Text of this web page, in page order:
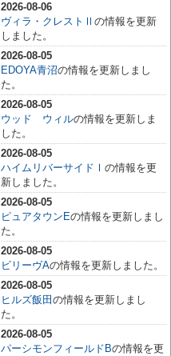
2026-08-06
ヴィラ・クレストⅡ の情報を更新
しました。
2026-08-05
EDOYA青沼の情報を更新しまし
た。
2026-08-05
ウッド ウィルの情報を更新しま
した。
2026-08-05
ハイムリバーサイドⅠ の情報を更
新しました。
2026-08-05
ピュアタウンEの情報を更新しまし
た。
2026-08-05
ビリーヴAの情報を更新しました。
2026-08-05
ヒルズ飯田 の情報を更新しまし
た。
2026-08-05
パーシモンフィールドBの情報を更